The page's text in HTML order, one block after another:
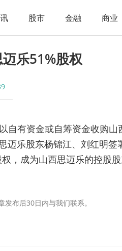
股市 金融 商业
乐51%股权
自有资金或自筹资金收购山
迈乐股东杨锦江、刘红明签
，成为山西思迈乐的控股股
布后30日内与我们联系。